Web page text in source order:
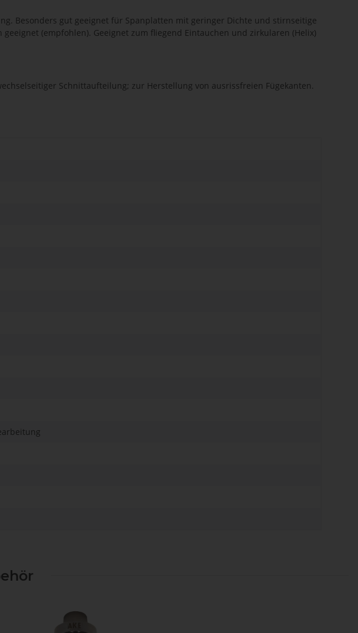
Besonders gut geeignet für Spanplatten mit geringer Dichte und stirnseitige
(empfohlen). Geeignet zum fliegend Eintauchen und zirkularen (Helix)
Schnittaufteilung; zur Herstellung von ausrissfreien Fügekanten.